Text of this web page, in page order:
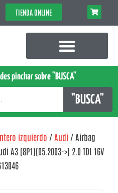
TIENDA ONLINE
pinchar sobre "BUSCA"
"BUSCA"
izquierdo / Audi / Airbag
A3 (8P1)(05.2003->) 2.0 TDI 16V